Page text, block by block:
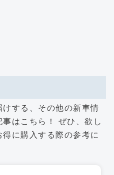
する、その他の新車情
はこちら！ ぜひ、欲し
に購入する際の参考に